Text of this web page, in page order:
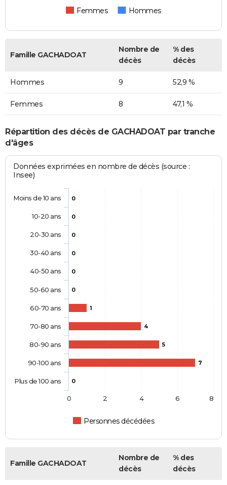
Femmes Hommes
Famille GACHADOAT
Nombre de
décès
% des
décès
Hommes 9 52,9 %
Femmes 8 47,1 %
Répartition des décès de GACHADOAT par tranche
d'âges
Données exprimées en nombre de décès (source :
Insee)
0
0
0
0
0
0
1
4
5
7
0
Personnes décédées
Moins de 10 ans
10-20 ans
20-30 ans
30-40 ans
40-50 ans
50-60 ans
60-70 ans
70-80 ans
80-90 ans
90-100 ans
Plus de 100 ans
0 2 4 6 8
Famille GACHADOAT
Nombre de
décès
% des
décès